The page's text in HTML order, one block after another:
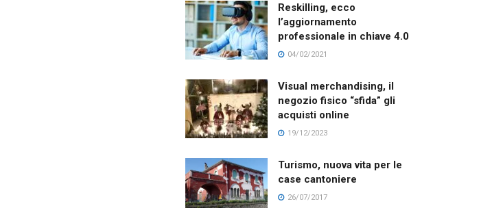
Reskilling, ecco
l’aggiornamento
professionale in chiave 4.0
04/02/2021
Visual merchandising, il
negozio fisico “sfida” gli
acquisti online
19/12/2023
Turismo, nuova vita per le
case cantoniere
26/07/2017